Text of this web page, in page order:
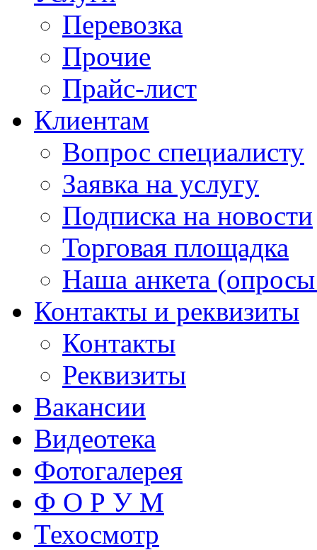
Перевозка
Прочие
Прайс-лист
Клиентам
Вопрос специалисту
Заявка на услугу
Подписка на новости
Торговая площадка
Наша анкета (опросы
Контакты и реквизиты
Контакты
Реквизиты
Вакансии
Видеотека
Фотогалерея
Ф О Р У М
Техосмотр